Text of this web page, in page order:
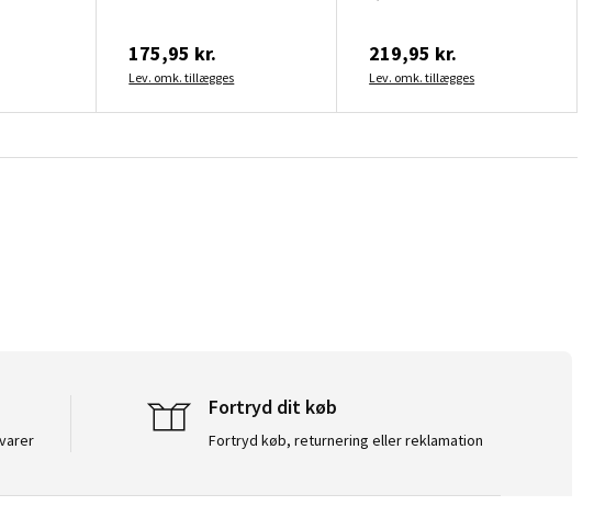
175,95 kr.
Lev. omk. tillægges
219,95 kr.
Lev. omk. tillægges
Fortryd dit køb
Fortryd køb, returnering eller reklamation